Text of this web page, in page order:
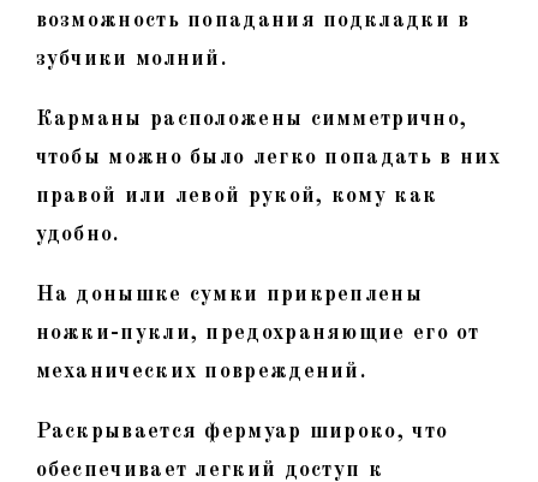
возможность попадания подкладки в
зубчики молний.
Карманы расположены симметрично,
чтобы можно было легко попадать в них
правой или левой рукой, кому как
удобно.
На донышке сумки прикреплены
ножки-пукли, предохраняющие его от
механических повреждений.
Раскрывается фермуар широко, что
обеспечивает легкий доступ к